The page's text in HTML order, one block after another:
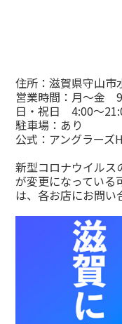
住所：滋賀県守山市
営業時間：月～金
日・祝日 4:00～
駐車場：あり
公式： アングラーズ
新型コロナウイルス
が変更になっている
は、各お店にお問い